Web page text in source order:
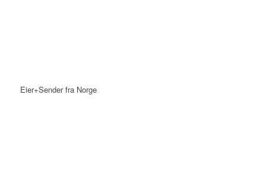
Eier+Sender fra Norge